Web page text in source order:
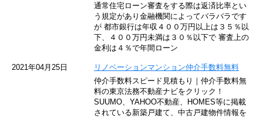
東京臨海高速鉄道
東急世田谷線
通常住宅ローン審査をする際は返済比率とい
う規定があり金融機関によってバラバラです
が 都市銀行は年収４００万円以上は３５％以
下、４００万円未満は３０％以下で 審査上の
金利は４％で年間ローン
2021年04月25日
リノベーションマンション仲介手数料無料
仲介手数料スピード見積もり｜仲介手数料無
料の東京法務不動産ナビをクリック！
SUUMO、YAHOO不動産、HOMES等に掲載
されている新築戸建て、中古戸建物件情報を